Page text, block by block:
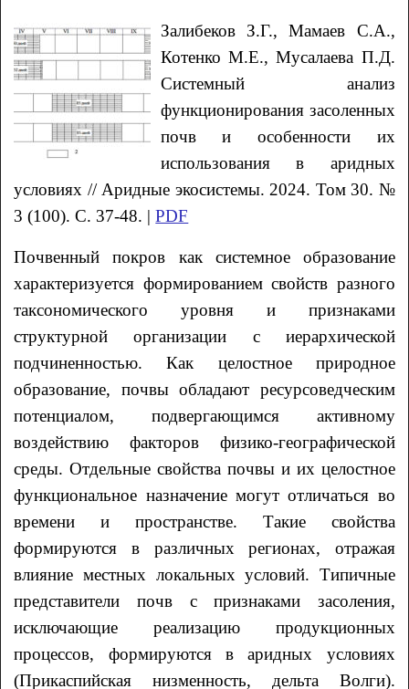
Залибеков З.Г., Мамаев С.А.,
Котенко М.Е., Мусалаева П.Д.
Системный анализ
функционирования засоленных
почв и особенности их
использования в аридных
условиях // Аридные экосистемы. 2024. Том 30. №
3 (100). С. 37-48. |PDF
Почвенный покров как системное образование
характеризуется формированием свойств разного
таксономического уровня и признаками
структурной организации с иерархической
подчиненностью. Как целостное природное
образование, почвы обладают ресурсоведческим
потенциалом, подвергающимся активному
воздействию факторов физико-географической
среды. Отдельные свойства почвы и их целостное
функциональное назначение могут отличаться во
времени и пространстве. Такие свойства
формируются в различных регионах, отражая
влияние местных локальных условий. Типичные
представители почв с признаками засоления,
исключающие реализацию продукционных
процессов, формируются в аридных условиях
(Прикаспийская низменность, дельта Волги).